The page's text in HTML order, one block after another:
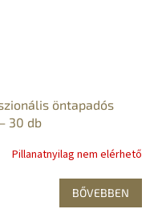
öntapadós
30 db
Pillanatnyilag nem elérhető
BŐVEBBEN